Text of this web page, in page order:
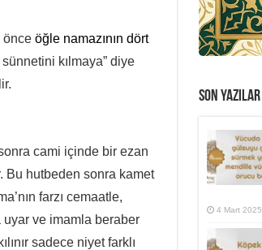
önce öğle namazının dört
sünnetini kılmaya” diye
cami içinde bir ezan
Bu hutbeden sonra kamet
farzı cemaatle,
uyar ve imamla beraber
sadece niyet farklı
SON YAZILAR
4 Mart 2025